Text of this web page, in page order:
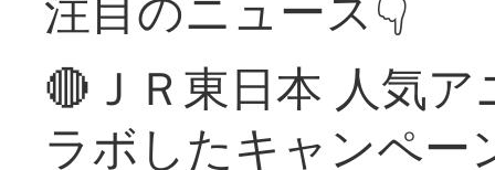
🔴ＪＲ東日本 人気
ラボしたキャンペー